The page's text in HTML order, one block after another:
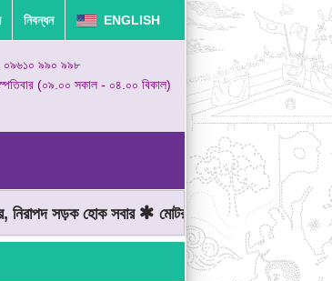
নিবন্ধন ENGLISH
০৯৬১০ ৯৯০ ৯৯৮
(০৯.০০ সকাল - ০৪.০০ বিকাল)
সড়ক হোক সবার মোটরযান চালানোর সময় গতিসীমা